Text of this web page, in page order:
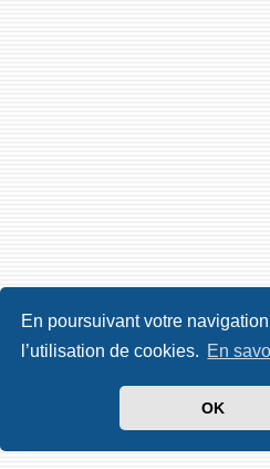
En poursuivant votre
l’utilisation de cookies. En
OK